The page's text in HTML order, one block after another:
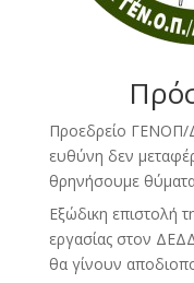
Προεδρείο ΓΕΝΟΠ/
ευθύνη δεν
θρηνήσουμε
Εξώδικη επιστολή
εργασίας στον
θα γίνουν